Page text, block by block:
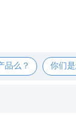
品么？ 你们